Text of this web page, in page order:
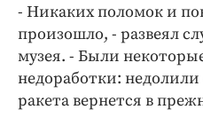
- Никаких поломок и
произошло, - развеял
музея. - Были
недоработки:
ракета вернется в